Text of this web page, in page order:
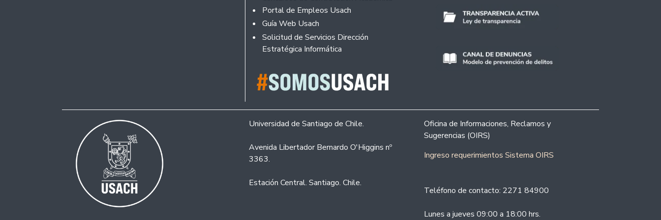
Portal de Empleos Usach
Guía Web Usach
Solicitud de Servicios Dirección
Estratégica Informática
Universidad de Santiago de Chile.
Avenida Libertador Bernardo O'Higgins nº
3363.
Estación Central. Santiago. Chile.
Oficina de Informaciones, Reclamos y
Sugerencias (OIRS)
Ingreso requerimientos Sistema OIRS
Teléfono de contacto: 2271 84900
Lunes a jueves 09:00 a 18:00 hrs.